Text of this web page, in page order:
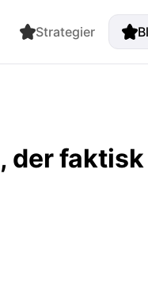
Strategier
der